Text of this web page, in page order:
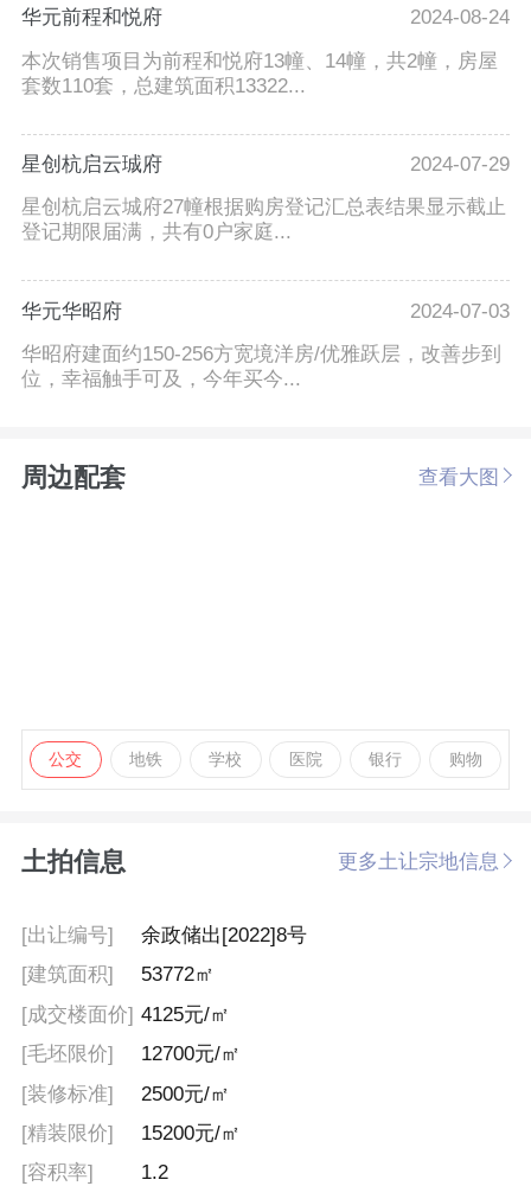
华元前程和悦府
2024-08-24
本次销售项目为前程和悦府13幢、14幢，共2幢，房屋
套数110套，总建筑面积13322...
星创杭启云珹府
2024-07-29
星创杭启云城府27幢根据购房登记汇总表结果显示截止
登记期限届满，共有0户家庭...
华元华昭府
2024-07-03
华昭府建面约150-256方宽境洋房/优雅跃层，改善步到
位，幸福触手可及，今年买今...
周边配套 查看大图
公交 地铁 学校 医院 银行 购物
土拍信息 更多土让宗地信息
[出让编号]
余政储出[2022]8号
[建筑面积]
53772㎡
[成交楼面价] 4125元/㎡
[毛坯限价]
12700元/㎡
[装修标准]
2500元/㎡
[精装限价]
15200元/㎡
[容积率]
1.2